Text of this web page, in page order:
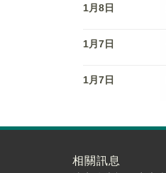
1月8日
1月7日
1月7日
相關訊息